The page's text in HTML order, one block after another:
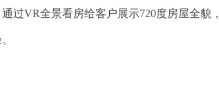
过VR全景看房给客户展示720度房屋全貌，